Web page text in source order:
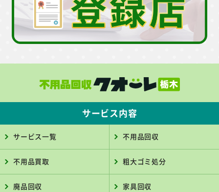
サービス内容
サービス一覧 不用品回収
不用品買取 粗大ゴミ処分
廃品回収 家具回収